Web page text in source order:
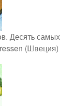
Десять самых
(Швеция)